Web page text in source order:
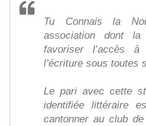
Tu Connais la
association dont
favoriser l’accès
l’écriture sous toutes
Le pari avec cette
identifiée littéraire
cantonner au club